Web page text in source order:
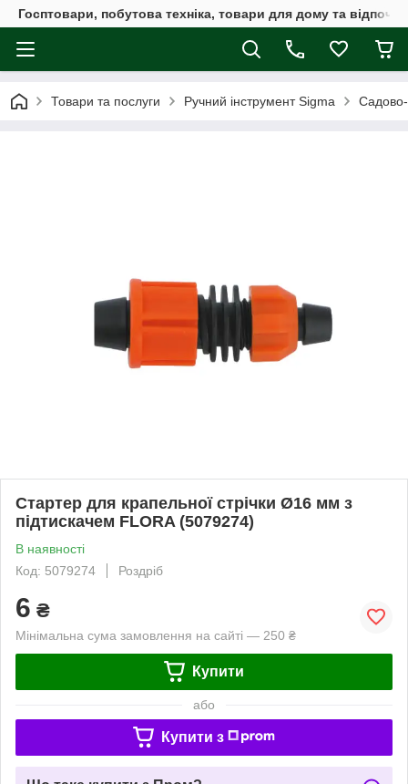
Госптовари, побутова техніка, товари для дому та
Товари та послуги Ручний інструмент Sigma Садово-
Стартер для крапельної стрічки Ø16 мм з
підтискачем FLORA (5079274)
В наявності
Код: 5079274
Роздріб
6 ₴
Мінімальна сума замовлення на сайті — 250 ₴
Купити
або
Купити з